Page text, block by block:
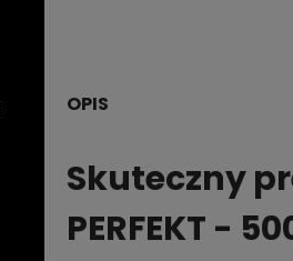
OPIS
Skuteczny
PERFEKT -